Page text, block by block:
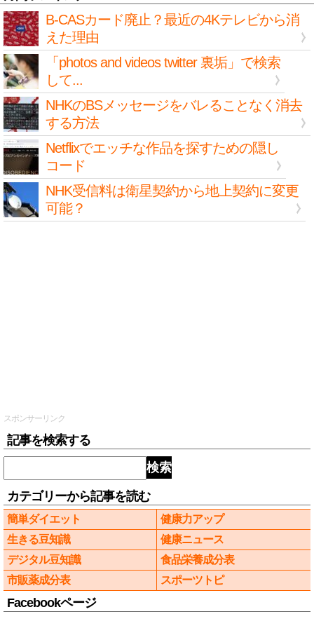
B-CASカード廃止？最近の4Kテレビから消
えた理由
「photos and videos twitter 裏垢」で検索
して...
NHKのBSメッセージをバレることなく消去
する方法
Netflixでエッチな作品を探すための隠し
コード
NHK受信料は衛星契約から地上契約に変更
可能？
スポンサーリンク
記事を検索する
検索
カテゴリーから記事を読む
簡単ダイエット
健康力アップ
生きる豆知識
健康ニュース
デジタル豆知識
食品栄養成分表
市販薬成分表
スポーツトピ
Facebookページ